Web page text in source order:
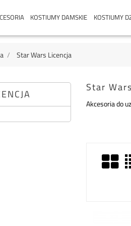
KOSTIUMY DAMSKIE KOSTIUMY
Star Wars Licencja
Star
Akcesoria do